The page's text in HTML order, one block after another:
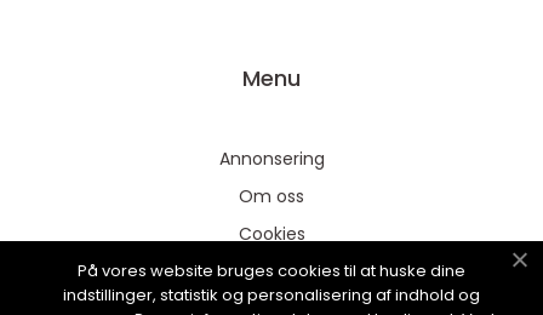
Menu
Annonsering
Om oss
Cookies
Kontakta oss
Sitemap
På vores website bruges cookies til at huske dine
indstillinger, statistik og personalisering af indhold og